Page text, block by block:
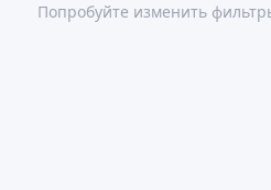
Попробуйте изменить